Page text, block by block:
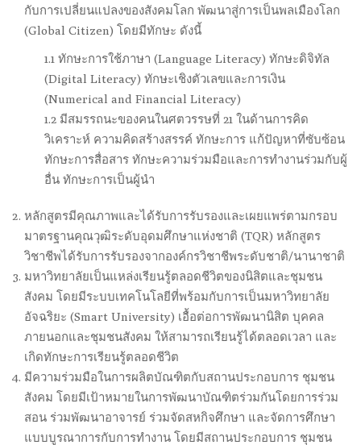
กับการเปลี่ยนแปลงของสังคมโลก พัฒนาสู่การเป็นพลเมืองโลก
(Global Citizen) โดยมีทักษะ ดังนี้
1.1 ทักษะการใช้ภาษา (Language Literacy) ทักษะดิจิทัล
(Digital Literacy) ทักษะเชิงตัวเลขและการเงิน
(Numerical and Financial Literacy)
1.2 มีสมรรถนะของคนในศตวรรษที่ 21 ในด้านการคิด
วิเคราะห์ ความคิดสร้างสรรค์ ทักษะการ แก้ปัญหาที่ซับซ้อน
ทักษะการสื่อสาร ทักษะความร่วมมือและการทำงานร่วมกับผู้
อื่น ทักษะการเป็นผู้นำ
หลักสูตรมีคุณภาพและได้รับการรับรองและเผยแพร่ตามกรอบ
มาตรฐานคุณวุฒิระดับอุดมศึกษาแห่งชาติ (TQR) หลักสูตร
วิชาชีพได้รับการรับรองจากองค์กรวิชาชีพระดับชาติ/นานาชาติ
มหาวิทยาลัยเป็นแหล่งเรียนรู้ตลอดชีวิตของนิสิตและชุมชน
สังคม โดยมีระบบเทคโนโลยีที่พร้อมกับการเป็นมหาวิทยาลัย
อัจฉริยะ (Smart University) เอื้อต่อการพัฒนานิสิต บุคคล
ภายนอกและชุมชนสังคม ให้สามารถเรียนรู้ได้ตลอดเวลา และ
เกิดทักษะการเรียนรู้ตลอดชีวิต
มีความร่วมมือในการผลิตบัณฑิตกับสถานประกอบการ ชุมชน
สังคม โดยมีเป้าหมายในการพัฒนาบัณฑิตร่วมกันโดยการร่วม
สอน ร่วมพัฒนาอาจารย์ ร่วมจัดสหกิจศึกษา และจัดการศึกษา
แบบบูรณาการกับการทำงาน โดยมีสถานประกอบการ ชุมชน